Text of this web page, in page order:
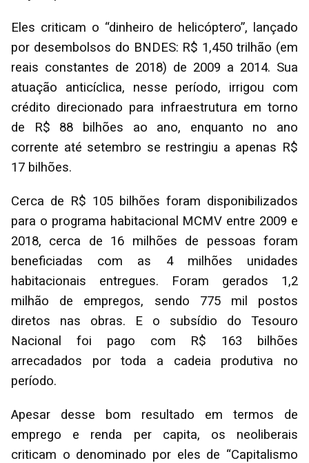
Eles criticam o “dinheiro de helicóptero”, lançado
por desembolsos do BNDES: R$ 1,450 trilhão (em
reais constantes de 2018) de 2009 a 2014. Sua
atuação anticíclica, nesse período, irrigou com
crédito direcionado para infraestrutura em torno
de R$ 88 bilhões ao ano, enquanto no ano
corrente até setembro se restringiu a apenas R$
17 bilhões.
Cerca de R$ 105 bilhões foram disponibilizados
para o programa habitacional MCMV entre 2009 e
2018, cerca de 16 milhões de pessoas foram
beneficiadas com as 4 milhões unidades
habitacionais entregues. Foram gerados 1,2
milhão de empregos, sendo 775 mil postos
diretos nas obras. E o subsídio do Tesouro
Nacional foi pago com R$ 163 bilhões
arrecadados por toda a cadeia produtiva no
período.
Apesar desse bom resultado em termos de
emprego e renda per capita, os neoliberais
criticam o denominado por eles de “Capitalismo